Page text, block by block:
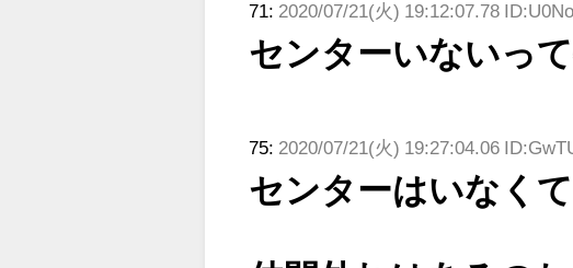
ジオ出演決定
タ
71: 2020/07/21(火) 19:12:07.78
センターいないっ
75: 2020/07/21(火) 19:27:04.06
センターはいなく